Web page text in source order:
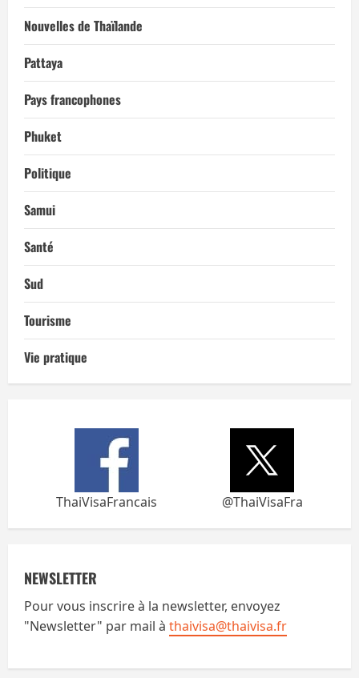
Nouvelles de Thaïlande
Pattaya
Pays francophones
Phuket
Politique
Samui
Santé
Sud
Tourisme
Vie pratique
ThaiVisaFrancais @ThaiVisaFra
NEWSLETTER
Pour vous inscrire à la newsletter, envoyez
"Newsletter" par mail à thaivisa@thaivisa.fr